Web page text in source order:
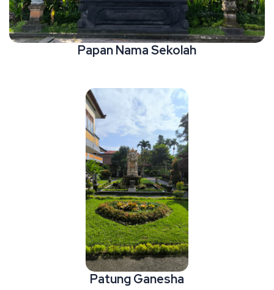
Papan Nama Sekolah
Patung Ganesha